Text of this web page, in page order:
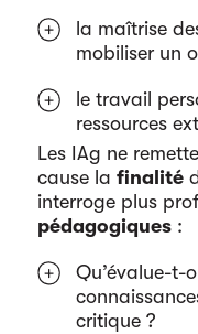
la maîtrise
mobiliser un
le travail
ressources
Les IAg ne
cause la finalité
interroge plus
pédagogiques:
Qu’évalue-t-
critique ?